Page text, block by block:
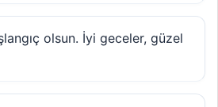
olsun. İyi geceler, güzel